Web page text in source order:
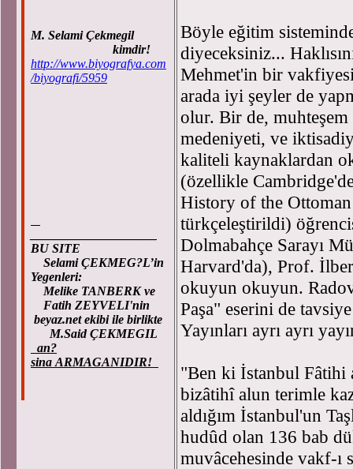
M. Selami Çekmegil
kimdir!
http://www.biyografya.com
/biyografi/5959
BU SITE
Selami ÇEKMEG?L’in
Yegenleri:
Melike TANBERK ve
Fatih ZEYVELI'nin
beyaz.net ekibi ile birlikte
M.Said ÇEKMEGIL
an?
sina ARMAGANIDIR!
Böyle eğitim
diyeceksiniz...
Mehmet'in bir
arada iyi şeyler de
olur. Bir de, muhteşem
medeniyeti, ve
kaliteli kaynaklardan
(özellikle
History of the
türkçeleştirildi)
Dolmabahçe Sarayı
Harvard'da), Prof.
okuyun okuyun.
Paşa" eserini de
Yayınları ayrı ayrı
"Ben ki İstanbul Fâtihi
bizâtihî alun terimle
aldığım İstanbul'un
hudûd olan 136 bab
muvâcehesinde vakf-